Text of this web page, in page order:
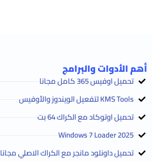
أهم الأدوات والبرامج
تحميل اوفيس 365 كامل مجانا
KMS Tools لتفعيل الويندوز والأوفيس
تحميل اوتوكاد مع الكراك 64 بت
2025 Windows 7 Loader
تحميل داونلود مانجر مع الكراك الاصلي مجانا